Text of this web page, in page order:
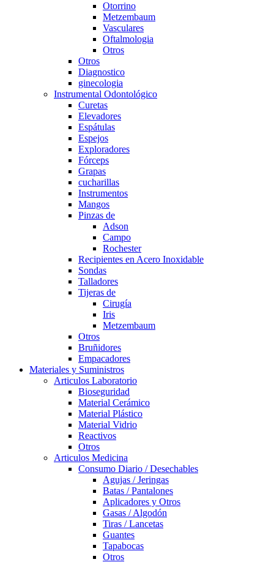
Otorrino
Metzembaum
Vasculares
Oftalmologia
Otros
Otros
Diagnostico
ginecologia
Instrumental Odontológico
Curetas
Elevadores
Espátulas
Espejos
Exploradores
Fórceps
Grapas
cucharillas
Instrumentos
Mangos
Pinzas de
Adson
Campo
Rochester
Recipientes en Acero Inoxidable
Sondas
Talladores
Tijeras de
Cirugía
Iris
Metzembaum
Otros
Bruñidores
Empacadores
Materiales y Suministros
Articulos Laboratorio
Bioseguridad
Material Cerámico
Material Plástico
Material Vidrio
Reactivos
Otros
Articulos Medicina
Consumo Diario / Desechables
Agujas / Jeringas
Batas / Pantalones
Aplicadores y Otros
Gasas / Algodón
Tiras / Lancetas
Guantes
Tapabocas
Otros